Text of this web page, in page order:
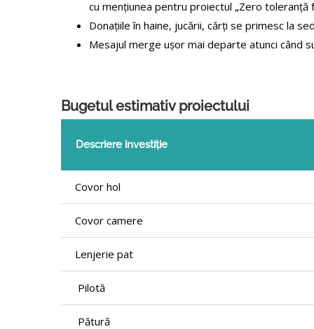
cu mențiunea pentru proiectul „Zero toleranță
Donațiile în haine, jucării, cărți se primesc la
Mesajul merge ușor mai departe atunci când
Bugetul estimativ proiectului
Descriere investiție
Covor hol
Covor camere
Lenjerie pat
Pilotă
Pătură